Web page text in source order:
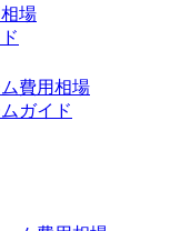
場
費用相場
ガイド